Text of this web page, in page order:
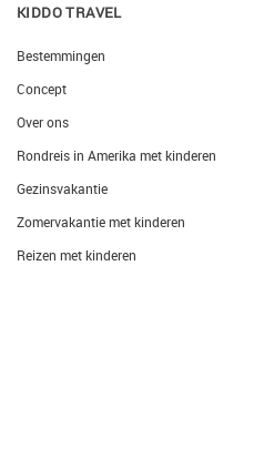
KIDDO TRAVEL
Bestemmingen
Concept
Over ons
Rondreis in Amerika met kinderen
Gezinsvakantie
Zomervakantie met kinderen
Reizen met kinderen